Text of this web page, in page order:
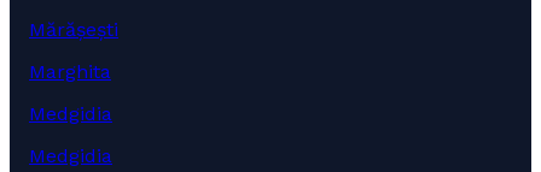
Mărășești
Marghita
Medgidia
Medgidia